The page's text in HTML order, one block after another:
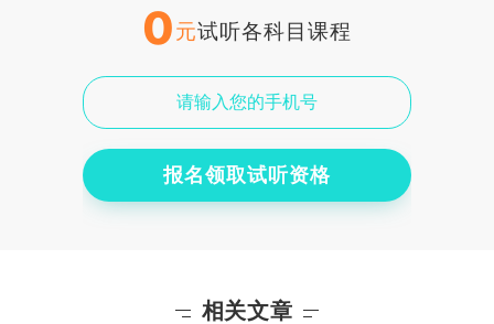
0元试听各科目课程
报名领取试听资格
相关文章